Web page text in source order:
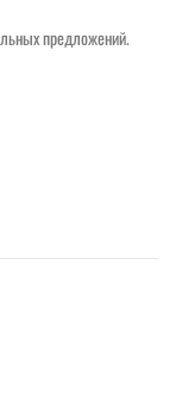
предложений.